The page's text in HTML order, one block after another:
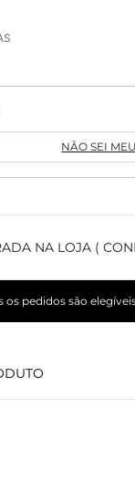
NÃO SEI
NA LOJA (
pedidos são